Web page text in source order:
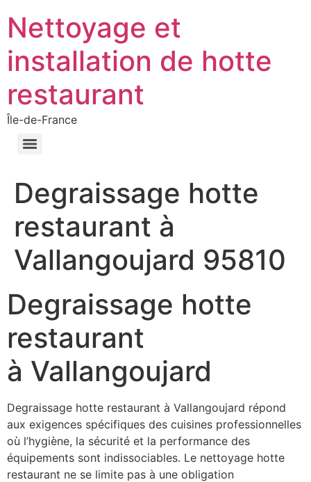
Nettoyage et
installation de hotte
restaurant
Île-de-France
Degraissage hotte
restaurant à
Vallangoujard 95810
Degraissage hotte
restaurant
à Vallangoujard
Degraissage hotte restaurant à Vallangoujard répond
aux exigences spécifiques des cuisines professionnelles
où l’hygiène, la sécurité et la performance des
équipements sont indissociables. Le nettoyage hotte
restaurant ne se limite pas à une obligation